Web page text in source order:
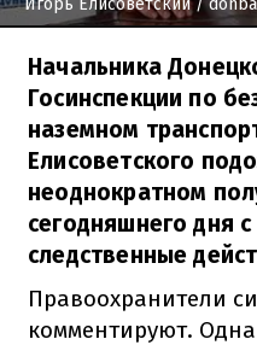
Начальника
Госинспекции по
наземном
Елисоветского
неоднократном
сегодняшнего дня
следственные
Правоохранители
комментируют.